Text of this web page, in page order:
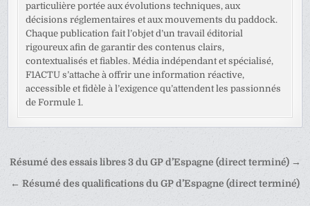
particulière portée aux évolutions techniques, aux
décisions réglementaires et aux mouvements du paddock.
Chaque publication fait l’objet d’un travail éditorial
rigoureux afin de garantir des contenus clairs,
contextualisés et fiables. Média indépendant et spécialisé,
F1ACTU s’attache à offrir une information réactive,
accessible et fidèle à l’exigence qu’attendent les passionnés
de Formule 1.
Navigation
de
Résumé des essais libres 3 du GP d’Espagne (direct terminé) →
← Résumé des qualifications du GP d’Espagne (direct terminé)